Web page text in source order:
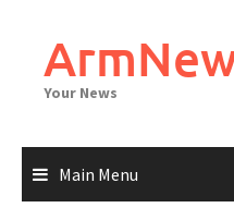
content
Your News
Main Menu